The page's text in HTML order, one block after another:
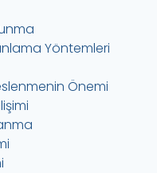
Yöntemleri
Önemi